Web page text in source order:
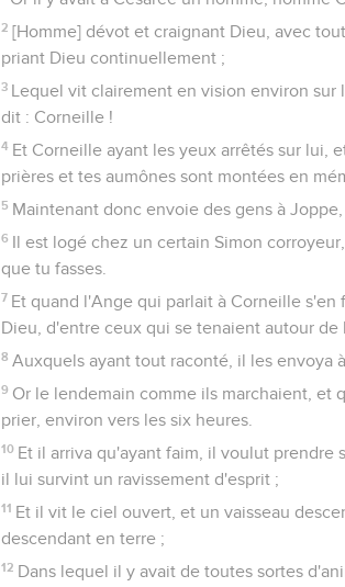
2 [Homme] dévot et craignant Dieu, avec
priant Dieu continuellement ;
3 Lequel vit clairement en vision environ
dit : Corneille !
4 Et Corneille ayant les yeux arrêtés sur lui,
prières et tes aumônes sont montées en
5 Maintenant donc envoie des gens à
6 Il est logé chez un certain Simon
que tu fasses.
7 Et quand l'Ange qui parlait à Corneille
Dieu, d'entre ceux qui se tenaient autour de
8 Auxquels ayant tout raconté, il les envoya
9 Or le lendemain comme ils marchaient, et
prier, environ vers les six heures.
10 Et il arriva qu'ayant faim, il voulut prendre
il lui survint un ravissement d'esprit ;
11 Et il vit le ciel ouvert, et un vaisseau
descendant en terre ;
12 Dans lequel il y avait de toutes sortes